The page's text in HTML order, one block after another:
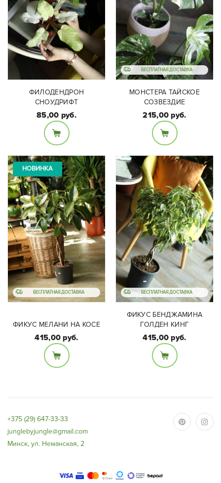
Размеры:
Диаметр горшка - 12,
учетом горшка - 20-25
см
ФИЛОДЕНДРОН
СНОУДРИФТ
85,00 руб.
БЕСПЛАТНАЯ ДОСТАВКА
Размеры:
с растением 55-60 см.
МОНСТЕРА ТАЙСКОЕ
СОЗВЕЗДИЕ
215,00 руб.
БЕСПЛАТНАЯ ДОСТАВКА
НОВИНКА
Размеры:
ФИКУС МЕЛАНИ НА КОСЕ
415,00 руб.
БЕСПЛАТНАЯ ДОСТАВКА
Размеры:
ФИКУС БЕНДЖАМИНА
ГОЛДЕН КИНГ
415,00 руб.
+375 (29) 647-33-33
junglebyjungle@gmail.com
Минск, ул. Неманская, 2